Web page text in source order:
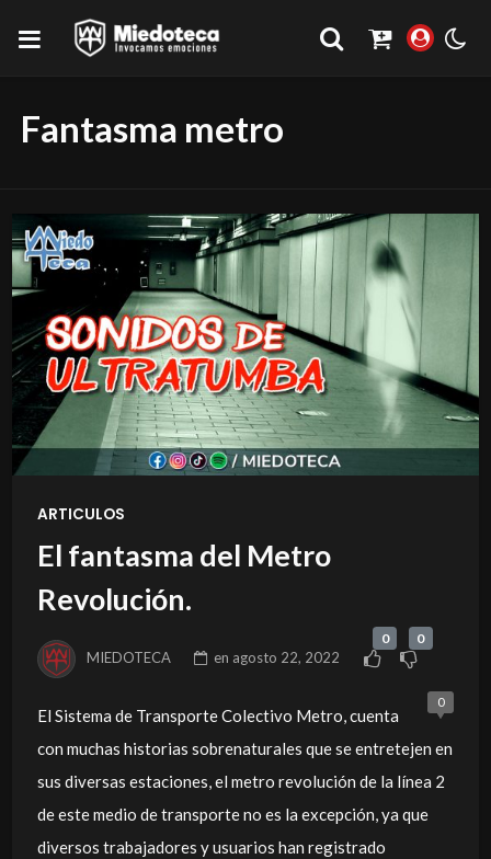
Fantasma metro
ARTICULOS
El fantasma del Metro
Revolución.
MIEDOTECA en agosto 22, 2022
0 0
0
El Sistema de Transporte Colectivo Metro, cuenta
con muchas historias sobrenaturales que se entretejen en
sus diversas estaciones, el metro revolución de la línea 2
de este medio de transporte no es la excepción, ya que
diversos trabajadores y usuarios han registrado